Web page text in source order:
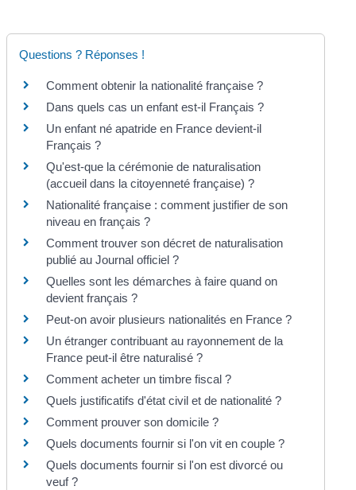
Questions ? Réponses !
Comment obtenir la nationalité française ?
Dans quels cas un enfant est-il Français ?
Un enfant né apatride en France devient-il
Français ?
Qu'est-que la cérémonie de naturalisation
(accueil dans la citoyenneté française) ?
Nationalité française : comment justifier de son
niveau en français ?
Comment trouver son décret de naturalisation
publié au Journal officiel ?
Quelles sont les démarches à faire quand on
devient français ?
Peut-on avoir plusieurs nationalités en France ?
Un étranger contribuant au rayonnement de la
France peut-il être naturalisé ?
Comment acheter un timbre fiscal ?
Quels justificatifs d'état civil et de nationalité ?
Comment prouver son domicile ?
Quels documents fournir si l'on vit en couple ?
Quels documents fournir si l'on est divorcé ou
veuf ?